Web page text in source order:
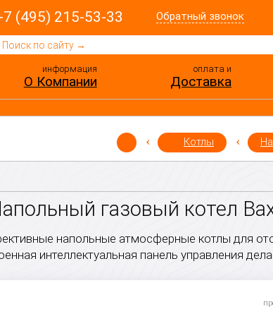
(495) 215-53-33 Обратный звонок
информация
О Компании
оплата и
Доставка
Котлы
газовый котел
напольные атмосферные котлы для
интеллектуальная панель управления